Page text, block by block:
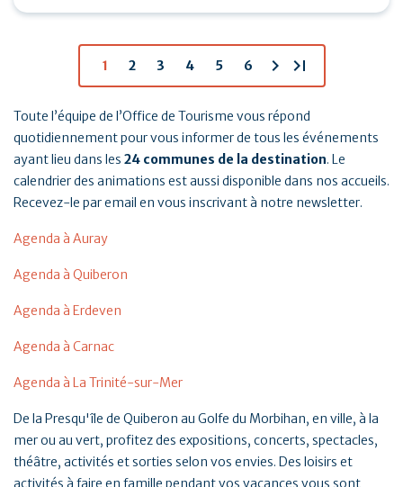
1 2 3 4 5 6 chevron_right last_page
Toute l’équipe de l’Office de Tourisme vous répond
quotidiennement pour vous informer de tous les événements
ayant lieu dans les 24 communes de la destination. Le
calendrier des animations est aussi disponible dans nos accueils.
Recevez-le par email en vous inscrivant à notre newsletter.
Agenda à Auray
Agenda à Quiberon
Agenda à Erdeven
Agenda à Carnac
Agenda à La Trinité-sur-Mer
De la Presqu'île de Quiberon au Golfe du Morbihan, en ville, à la
mer ou au vert, profitez des expositions, concerts, spectacles,
théâtre, activités et sorties selon vos envies. Des loisirs et
activités à faire en famille pendant vos vacances vous sont